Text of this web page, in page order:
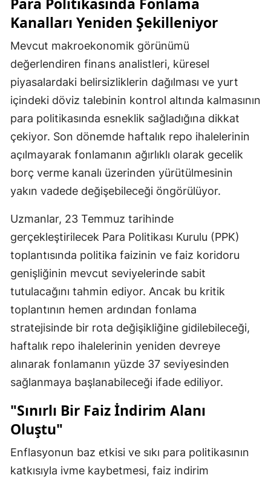
Kanalları Yeniden Şekilleniyor
Mevcut makroekonomik görünümü
değerlendiren finans analistleri, küresel
piyasalardaki belirsizliklerin dağılması ve yurt
içindeki döviz talebinin kontrol altında kalmasının
para politikasında esneklik sağladığına dikkat
çekiyor. Son dönemde haftalık repo ihalelerinin
açılmayarak fonlamanın ağırlıklı olarak gecelik
borç verme kanalı üzerinden yürütülmesinin
yakın vadede değişebileceği öngörülüyor.
Uzmanlar, 23 Temmuz tarihinde
gerçekleştirilecek Para Politikası Kurulu (PPK)
toplantısında politika faizinin ve faiz koridoru
genişliğinin mevcut seviyelerinde sabit
tutulacağını tahmin ediyor. Ancak bu kritik
toplantının hemen ardından fonlama
stratejisinde bir rota değişikliğine gidilebileceği,
haftalık repo ihalelerinin yeniden devreye
alınarak fonlamanın yüzde 37 seviyesinden
sağlanmaya başlanabileceği ifade ediliyor.
"Sınırlı Bir Faiz İndirim Alanı
Oluştu"
Enflasyonun baz etkisi ve sıkı para politikasının
katkısıyla ivme kaybetmesi, faiz indirim